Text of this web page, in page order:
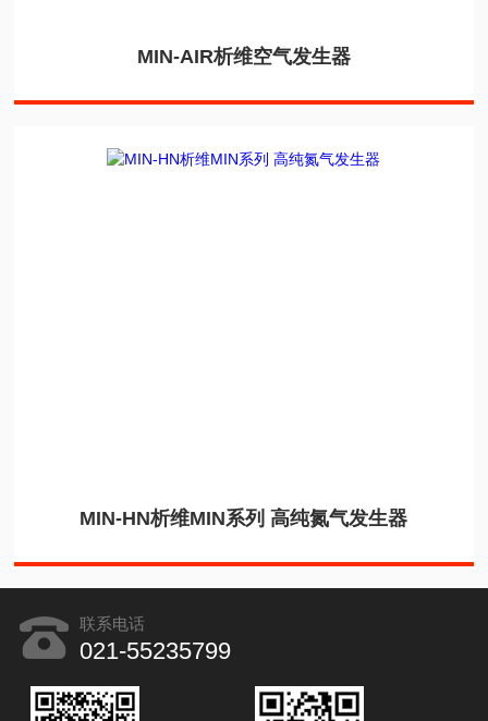
MIN-AIR析维空气发生器
MIN-HN析维MIN系列 高纯氮气发生器
联系电话
021-55235799